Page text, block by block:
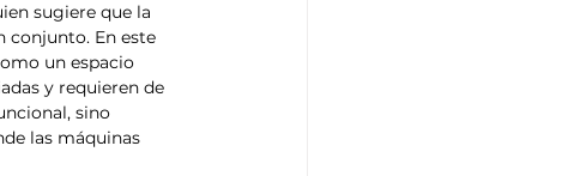
sugiere que la
conjunto. En este
un espacio
y requieren de
sino
las máquinas